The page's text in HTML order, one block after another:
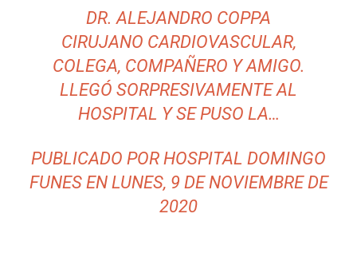
DR. ALEJANDRO COPPA
CIRUJANO CARDIOVASCULAR,
COLEGA, COMPAÑERO Y AMIGO.
LLEGÓ SORPRESIVAMENTE AL
HOSPITAL Y SE PUSO LA…
PUBLICADO POR HOSPITAL DOMINGO
FUNESEN LUNES, 9 DE NOVIEMBRE DE
2020